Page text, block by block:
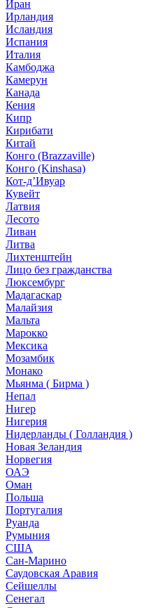
Иран
Ирландия
Исландия
Испания
Италия
Камбоджа
Камерун
Канада
Кения
Кипр
Кирибати
Китай
Конго (Brazzaville)
Конго (Kinshasa)
Кот-д’Ивуар
Кувейт
Латвия
Лесото
Ливан
Литва
Лихтенштейн
Лицо без гражданства
Люксембург
Мадагаскар
Малайзия
Мальта
Марокко
Мексика
Мозамбик
Монако
Мьянма ( Бирма )
Непал
Нигер
Нигерия
Нидерланды ( Голландия )
Новая Зеландия
Норвегия
ОАЭ
Оман
Польша
Португалия
Руанда
Румыния
США
Сан-Марино
Саудовская Аравия
Сейшеллы
Сенегал